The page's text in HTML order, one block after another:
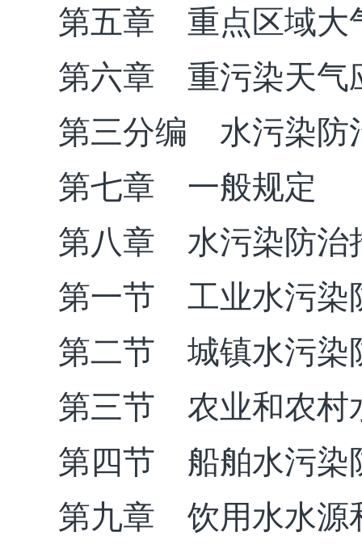
第五章 重点区域大
第六章 重污染天气
第三分编 水污染防
第七章 一般规定
第八章 水污染防治
第一节 工业水污染
第二节 城镇水污染
第三节 农业和农村
第四节 船舶水污染
第九章 饮用水水源